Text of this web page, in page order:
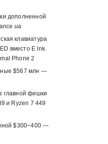
дополненной
клавиатура
вместо E Ink.
Phone 2
$567 млн —
главной фишки
и Ryzen 7 449
$300−400 —